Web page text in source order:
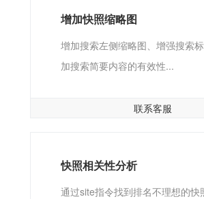
增加快照缩略图
增加搜索左侧缩略图、增强搜索
加搜索简要内容的有效性...
联系客服
快照相关性分析
通过site指令找到排名不理想的快